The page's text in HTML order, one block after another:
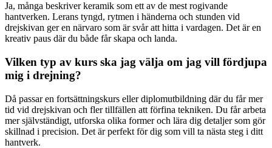
Ja, många beskriver keramik som ett av de mest rogivande
hantverken. Lerans tyngd, rytmen i händerna och stunden vid
drejskivan ger en närvaro som är svår att hitta i vardagen. Det är en
kreativ paus där du både får skapa och landa.
Vilken typ av kurs ska jag välja om jag vill fördjupa
mig i drejning?
Då passar en fortsättningskurs eller diplomutbildning där du får mer
tid vid drejskivan och fler tillfällen att förfina tekniken. Du får arbeta
mer självständigt, utforska olika former och lära dig detaljer som gör
skillnad i precision. Det är perfekt för dig som vill ta nästa steg i ditt
hantverk.